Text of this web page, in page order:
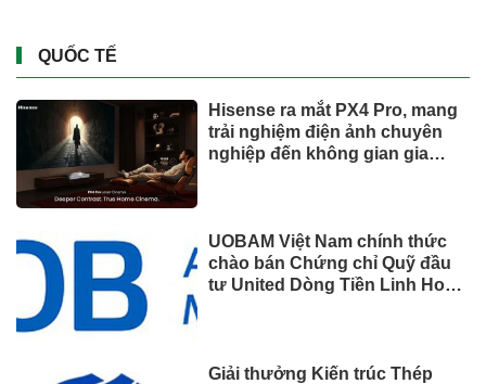
QUỐC TẾ
Hisense ra mắt PX4 Pro, mang
trải nghiệm điện ảnh chuyên
nghiệp đến không gian gia
UOBAM Việt Nam chính thức
chào bán Chứng chỉ Quỹ đầu
tư United Dòng Tiền Linh Hoạt
Giải thưởng Kiến trúc Thép